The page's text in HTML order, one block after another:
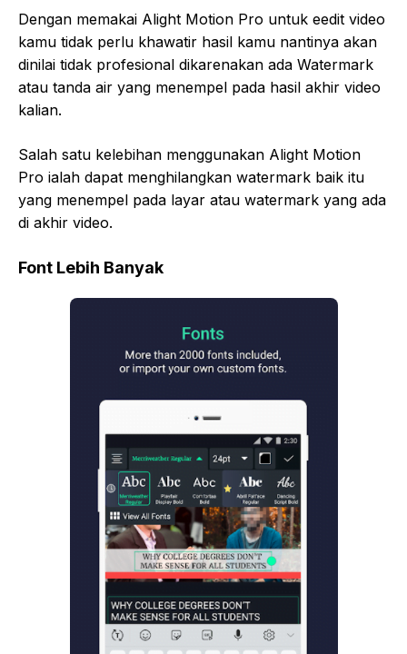
Dengan memakai Alight Motion Pro untuk eedit video
kamu tidak perlu khawatir hasil kamu nantinya akan
dinilai tidak profesional dikarenakan ada Watermark
atau tanda air yang menempel pada hasil akhir video
kalian.
Salah satu kelebihan menggunakan Alight Motion
Pro ialah dapat menghilangkan watermark baik itu
yang menempel pada layar atau watermark yang ada
di akhir video.
Font Lebih Banyak